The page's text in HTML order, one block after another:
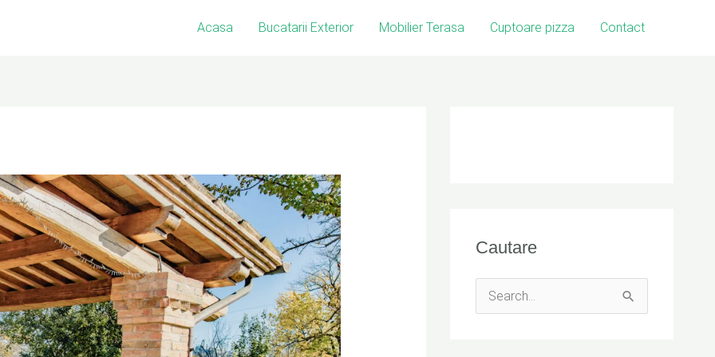
Acasa Bucatarii Exterior Mobilier Terasa Cuptoare pizza Contact
Cautare